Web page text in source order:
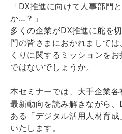
「DX推進に向けて人事部門
か…？」
多くの企業がDX推進に舵を
門の皆さまにおかれまして
くりに関するミッションを
ではないでしょうか。
本セミナーでは、大手企業
最新動向を読み解きながら
ある「デジタル活用人材育
いたします。